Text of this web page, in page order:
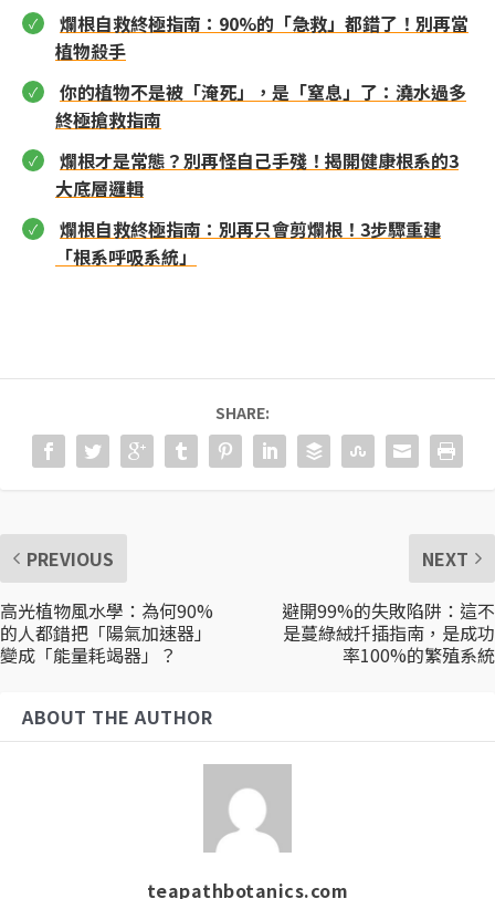
爛根自救終極指南：90%的「急救」都錯了！別再當
植物殺手
你的植物不是被「淹死」，是「窒息」了：澆水過多
終極搶救指南
爛根才是常態？別再怪自己手殘！揭開健康根系的3
大底層邏輯
爛根自救終極指南：別再只會剪爛根！3步驟重建
「根系呼吸系統」
SHARE:
PREVIOUS
高光植物風水學：為何90%
的人都錯把「陽氣加速器」
變成「能量耗竭器」？
NEXT
避開99%的失敗陷阱：這不
是蔓綠絨扦插指南，是成功
率100%的繁殖系統
ABOUT THE AUTHOR
teapathbotanics.com